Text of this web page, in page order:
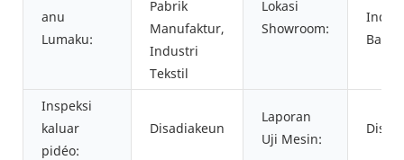
anu
Lumaku:
Pabrik
Manufaktur,
Industri
Tekstil
Lokasi
Showroom:
Inspeksi
kaluar
pidéo:
Disadiakeun
Laporan
Uji Mesin: